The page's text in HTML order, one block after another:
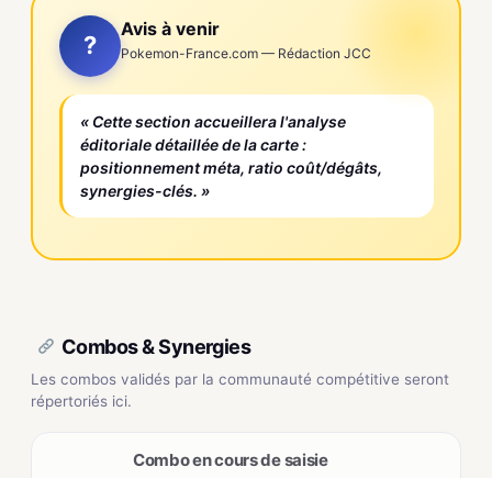
?
Avis à venir
Pokemon-France.com — Rédaction JCC
« Cette section accueillera l'analyse
éditoriale détaillée de la carte :
positionnement méta, ratio coût/dégâts,
synergies-clés. »
Combos & Synergies
Les combos validés par la communauté compétitive seront
répertoriés ici.
Combo en cours de saisie